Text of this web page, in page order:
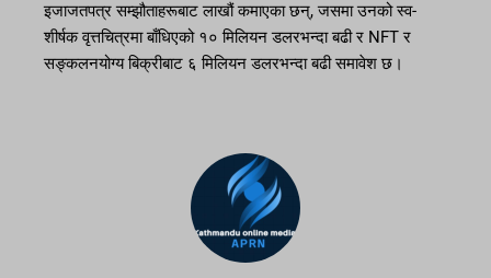
इजाजतपत्र सम्झौताहरूबाट लाखौं कमाएका छन्, जसमा उनको स्व-
शीर्षक वृत्तचित्रमा बाँधिएको १० मिलियन डलरभन्दा बढी र NFT र
सङ्कलनयोग्य बिक्रीबाट ६ मिलियन डलरभन्दा बढी समावेश छ।